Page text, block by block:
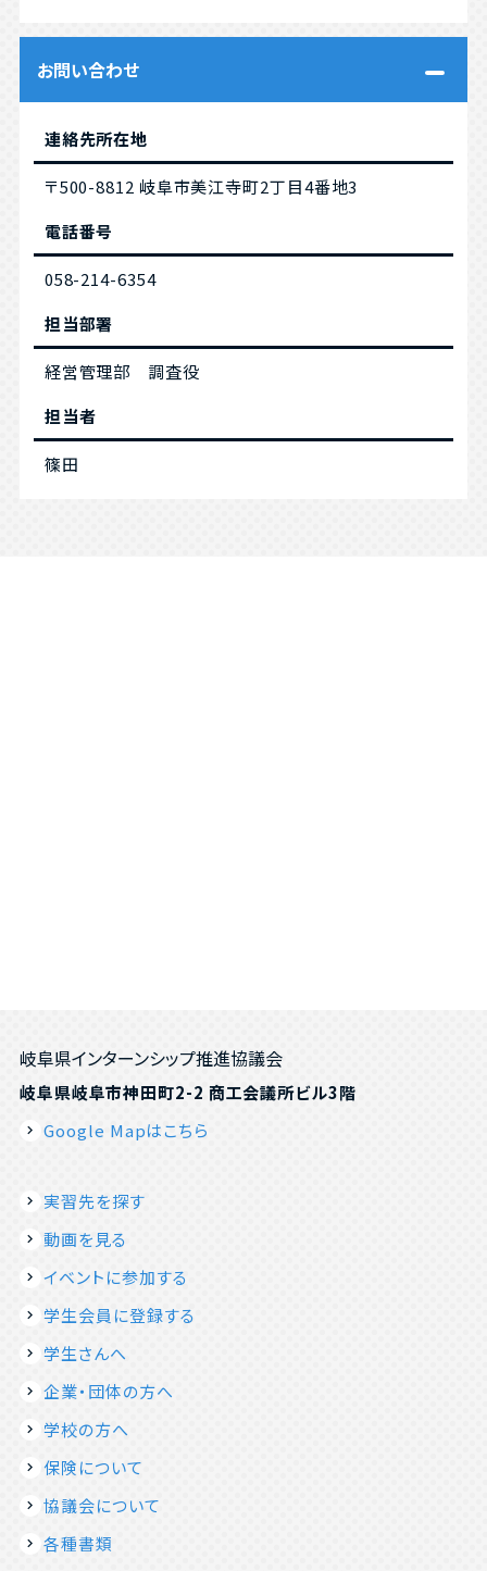
お問い合わせ
連絡先所在地
〒500-8812 岐阜市美江寺町2丁目4番地3
電話番号
058-214-6354
担当部署
経営管理部 調査役
担当者
篠田
岐阜県インターンシップ推進協議会
岐阜県岐阜市神田町2-2 商工会議所ビル3階
Google Mapはこちら
実習先を探す
動画を見る
イベントに参加する
学生会員に登録する
学生さんへ
企業・団体の方へ
学校の方へ
保険について
協議会について
各種書類